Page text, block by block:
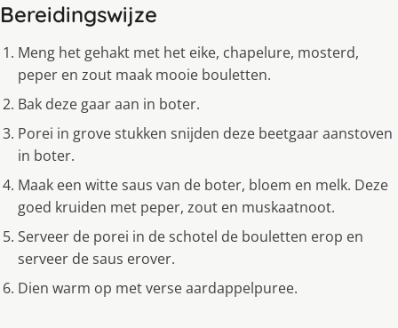
Bereidingswijze
Meng het gehakt met het eike, chapelure, mosterd,
peper en zout maak mooie bouletten.
Bak deze gaar aan in boter.
Porei in grove stukken snijden deze beetgaar aanstoven
in boter.
Maak een witte saus van de boter, bloem en melk. Deze
goed kruiden met peper, zout en muskaatnoot.
Serveer de porei in de schotel de bouletten erop en
serveer de saus erover.
Dien warm op met verse aardappelpuree.